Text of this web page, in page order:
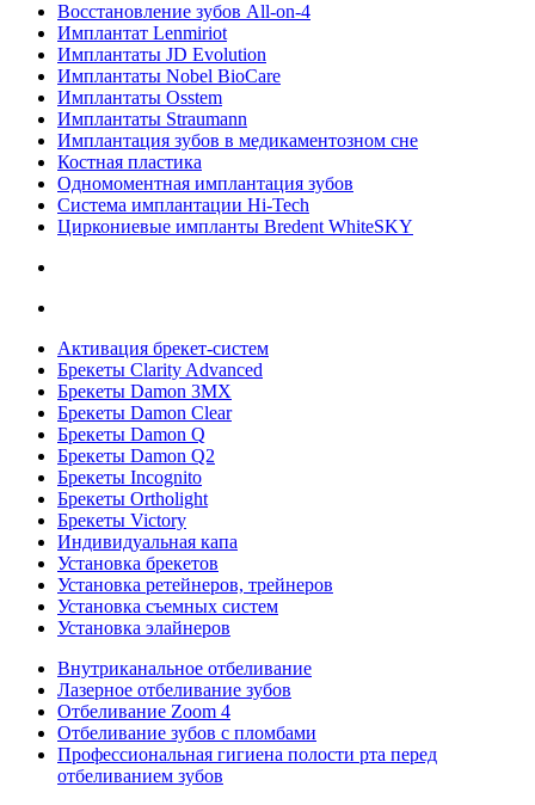
Восстановление зубов All‑on‑4
Имплантат Lenmiriot
Имплантаты JD Evolution
Имплантаты Nobel BioСare
Имплантаты Osstem
Имплантаты Straumann
Имплантация зубов в медикаментозном сне
Костная пластика
Одномоментная имплантация зубов
Система имплантации Hi-Tech
Циркониевые импланты Bredent WhiteSKY
Активация брекет-систем
Брекеты Clarity Advanced
Брекеты Damon 3MX
Брекеты Damon Clear
Брекеты Damon Q
Брекеты Damon Q2
Брекеты Incognito
Брекеты Ortholight
Брекеты Victory
Индивидуальная капа
Установка брекетов
Установка ретейнеров, трейнеров
Установка съемных систем
Установка элайнеров
Внутриканальное отбеливание
Лазерное отбеливание зубов
Отбеливание Zoom 4
Отбеливание зубов с пломбами
Профессиональная гигиена полости рта перед
отбеливанием зубов